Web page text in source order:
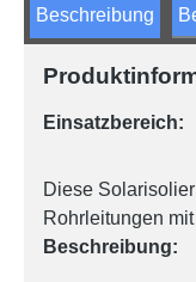
Beschreibung
Einsatzbereich:
Diese
Rohrleitungen
Beschreibung: